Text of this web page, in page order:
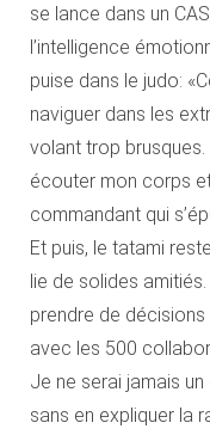
se lance dans un
l’intelligence
puise dans le judo:
naviguer dans les
volant trop brusques.
écouter mon corps
commandant qui
Et puis, le tatami
lie de solides
prendre de
avec les 500
Je ne serai jamais
sans en expliquer la